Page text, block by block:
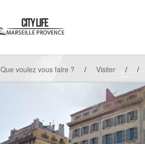
Que voulez vous faire ? / Visiter / /